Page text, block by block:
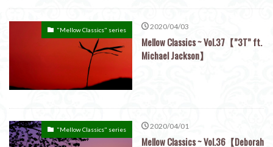
"Mellow Classics" series 2020/04/03
Mellow Classics ~ Vol.37【”3T” ft.
Michael Jackson】
"Mellow Classics" series 2020/04/01
Mellow Classics ~ Vol.36【Deborah